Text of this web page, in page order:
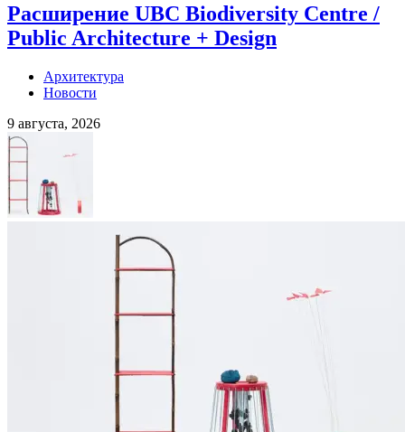
Расширение UBC Biodiversity Centre /
Public Architecture + Design
Архитектура
Новости
9 августа, 2026